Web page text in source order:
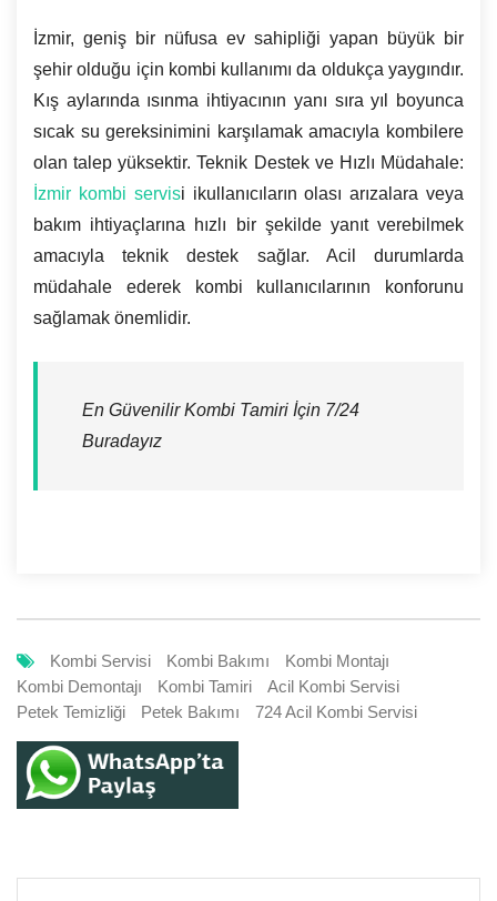
İzmir, geniş bir nüfusa ev sahipliği yapan büyük bir
şehir olduğu için kombi kullanımı da oldukça yaygındır.
Kış aylarında ısınma ihtiyacının yanı sıra yıl boyunca
sıcak su gereksinimini karşılamak amacıyla kombilere
olan talep yüksektir. Teknik Destek ve Hızlı Müdahale:
İzmir kombi servisi ikullanıcıların olası arızalara veya
bakım ihtiyaçlarına hızlı bir şekilde yanıt verebilmek
amacıyla teknik destek sağlar. Acil durumlarda
müdahale ederek kombi kullanıcılarının konforunu
sağlamak önemlidir.
En Güvenilir Kombi Tamiri İçin 7/24
Buradayız
Kombi Servisi Kombi Bakımı
Kombi Montajı
Kombi Demontajı
Kombi Tamiri
Acil Kombi Servisi
Petek Temizliği
Petek Bakımı 724 Acil Kombi Servisi